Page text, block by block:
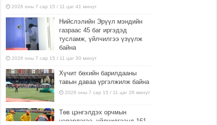
2026 оны 7 сар 15 / 11 цаг 41 минут
Нийслэлийн Эрүүл мэндийн
газраас 45 баг иргэдэд
тусламж, үйлчилгээ үзүүлж
байна
2026 оны 7 сар 15 / 11 цаг 30 минут
Хүчит бөхийн барилдааны
тавын даваа үргэлжилж байна
2026 оны 7 сар 15 / 11 цаг 26 минут
Төв цэнгэлдэх орчмын
цэвэрлэгээ, үйлчилгээнд 161